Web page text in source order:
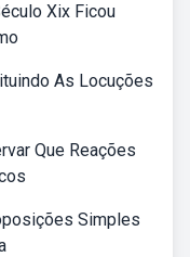
Xix Ficou
As Locuções
Que Reações
Simples